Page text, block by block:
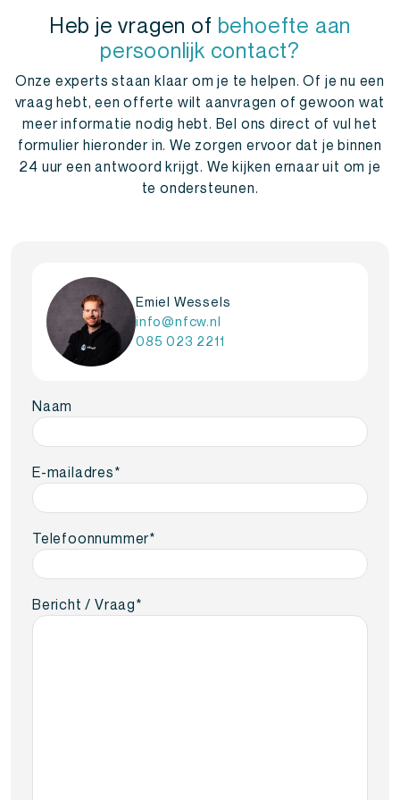
Heb je vragen of behoefte aan
persoonlijk contact?
Onze experts staan klaar om je te helpen. Of je nu een
vraag hebt, een offerte wilt aanvragen of gewoon wat
meer informatie nodig hebt. Bel ons direct of vul het
formulier hieronder in. We zorgen ervoor dat je binnen
24 uur een antwoord krijgt. We kijken ernaar uit om je
te ondersteunen.
Emiel Wessels
info@nfcw.nl
085 023 2211
Naam
E-mailadres*
Telefoonnummer*
Bericht / Vraag*